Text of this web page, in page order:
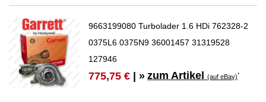
9663199080 Turbolader 1.6 HDi 762328-2
0375L6 0375N9 36001457 31319528
127946
775,75 € | » zum Artikel(auf eBay)*